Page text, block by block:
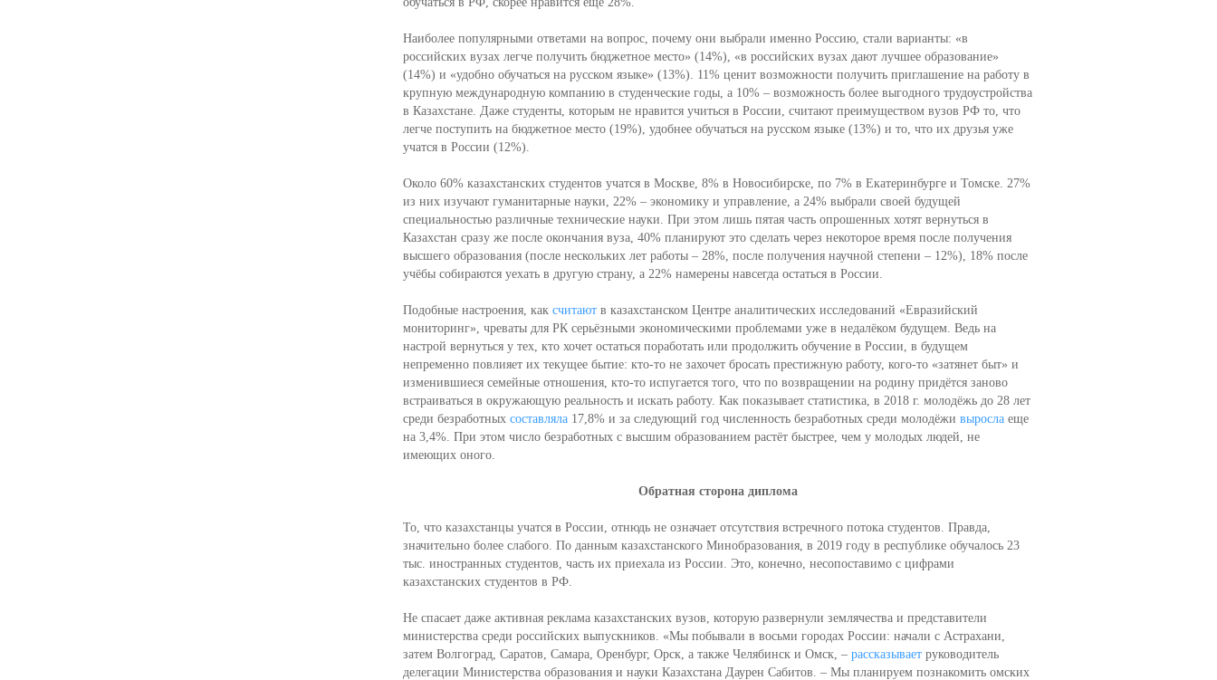
Наиболее популярными ответами на вопрос, почему они выбрали именно Россию, стали варианты: «в
российских вузах легче получить бюджетное место» (14%), «в российских вузах дают лучшее образование»
(14%) и «удобно обучаться на русском языке» (13%). 11% ценит возможности получить приглашение на работу в
крупную международную компанию в студенческие годы, а 10% – возможность более выгодного трудоустройства
в Казахстане. Даже студенты, которым не нравится учиться в России, считают преимуществом вузов РФ то, что
легче поступить на бюджетное место (19%), удобнее обучаться на русском языке (13%) и то, что их друзья уже
учатся в России (12%).
Около 60% казахстанских студентов учатся в Москве, 8% в Новосибирске, по 7% в Екатеринбурге и Томске. 27%
из них изучают гуманитарные науки, 22% – экономику и управление, а 24% выбрали своей будущей
специальностью различные технические науки. При этом лишь пятая часть опрошенных хотят вернуться в
Казахстан сразу же после окончания вуза, 40% планируют это сделать через некоторое время после получения
высшего образования (после нескольких лет работы – 28%, после получения научной степени – 12%), 18% после
учёбы собираются уехать в другую страну, а 22% намерены навсегда остаться в России.
Подобные настроения, как считаютв казахстанском Центре аналитических исследований «Евразийский
мониторинг», чреваты для РК серьёзными экономическими проблемами уже в недалёком будущем. Ведь на
настрой вернуться у тех, кто хочет остаться поработать или продолжить обучение в России, в будущем
непременно повлияет их текущее бытие: кто-то не захочет бросать престижную работу, кого-то «затянет быт» и
изменившиеся семейные отношения, кто-то испугается того, что по возвращении на родину придётся заново
встраиваться в окружающую реальность и искать работу. Как показывает статистика, в 2018 г. молодёжь до 28 лет
среди безработных составляла17,8% и за следующий год численность безработных среди молодёжи вырослаеще
на 3,4%. При этом число безработных с высшим образованием растёт быстрее, чем у молодых людей, не
имеющих оного.
Обратная сторона диплома
То, что казахстанцы учатся в России, отнюдь не означает отсутствия встречного потока студентов. Правда,
значительно более слабого. По данным казахстанского Минобразования, в 2019 году в республике обучалось 23
тыс. иностранных студентов, часть их приехала из России. Это, конечно, несопоставимо с цифрами
казахстанских студентов в РФ.
Не спасает даже активная реклама казахстанских вузов, которую развернули землячества и представители
министерства среди российских выпускников. «Мы побывали в восьми городах России: начали с Астрахани,
затем Волгоград, Саратов, Самара, Оренбург, Орск, а также Челябинск и Омск, – рассказываетруководитель
делегации Министерства образования и науки Казахстана Даурен Сабитов. – Мы планируем познакомить омских